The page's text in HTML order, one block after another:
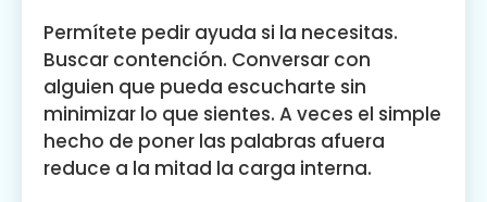
Permítete pedir ayuda si la necesitas.
Buscar contención. Conversar con
alguien que pueda escucharte sin
minimizar lo que sientes. A veces el simple
hecho de poner las palabras afuera
reduce a la mitad la carga interna.